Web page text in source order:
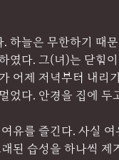
하늘은 무한하기 때
였다. 그(녀)는 닫힘
어제 저녁부터 내리
었다. 안경을 집에 두
유를 즐긴다. 사실
된 습성을 하나씩 제